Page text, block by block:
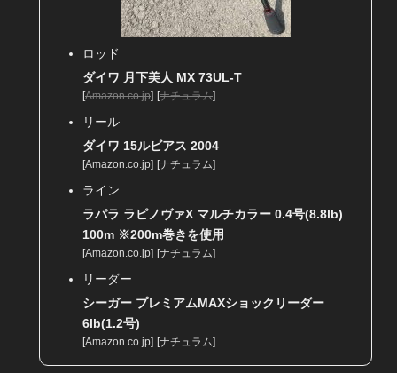
ロッド
ダイワ 月下美人 MX 73UL-T
[Amazon.co.jp] [ナチュラム]
リール
ダイワ 15ルビアス 2004
[Amazon.co.jp] [ナチュラム]
ライン
ラパラ ラピノヴァX マルチカラー 0.4号(8.8lb)
100m ※200m巻きを使用
[Amazon.co.jp] [ナチュラム]
リーダー
シーガー プレミアムMAXショックリーダー
6lb(1.2号)
[Amazon.co.jp] [ナチュラム]